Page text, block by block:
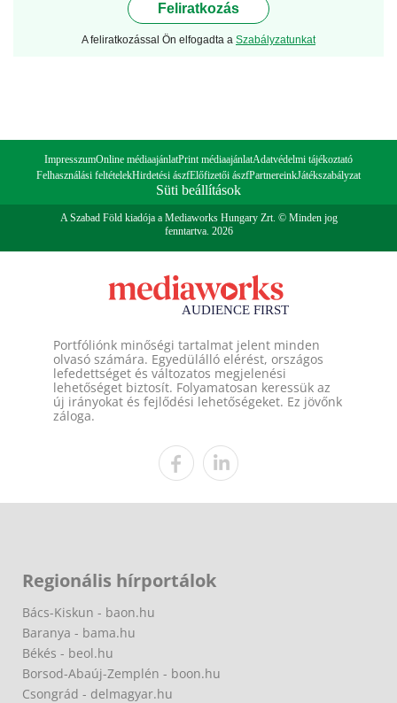
Feliratkozás
A feliratkozással Ön elfogadta a Szabályzatunkat
ImpresszumOnline médiaajánlatPrint médiaajánlatAdatvédelmi tájékoztató
Felhasználási feltételekHirdetési ászfElőfizetői ászfPartnereinkJátékszabályzat
Süti beállítások
A Szabad Föld kiadója a Mediaworks Hungary Zrt. © Minden jog
fenntartva. 2026
Portfóliónk minőségi tartalmat jelent minden
olvasó számára. Egyedülálló elérést, országos
lefedettséget és változatos megjelenési
lehetőséget biztosít. Folyamatosan keressük az
új irányokat és fejlődési lehetőségeket. Ez jövőnk
záloga.
Regionális hírportálok
Bács-Kiskun - baon.hu
Baranya - bama.hu
Békés - beol.hu
Borsod-Abaúj-Zemplén - boon.hu
Csongrád - delmagyar.hu